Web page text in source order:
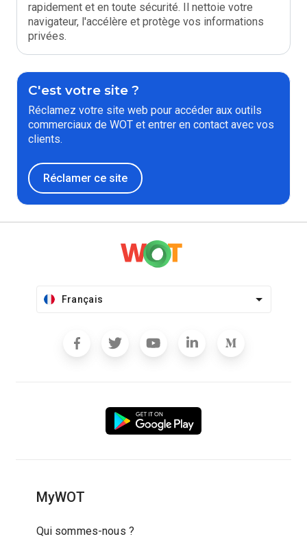
rapidement et en toute sécurité. Il nettoie votre
navigateur, l'accélère et protège vos informations
privées.
C'est votre site ?
Réclamez votre site web pour accéder aux outils
commerciaux de WOT et entrer en contact avec vos
clients.
Réclamer ce site
Français
MyWOT
Qui sommes-nous ?